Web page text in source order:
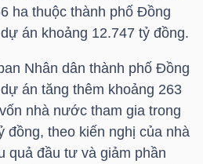
ha thuộc thành phố Đồng
án khoảng 12.747 tỷ đồng.
Nhân dân thành phố Đồng
án tăng thêm khoảng 263
nhà nước tham gia trong
đồng, theo kiến nghị của nhà
quả đầu tư và giảm phần